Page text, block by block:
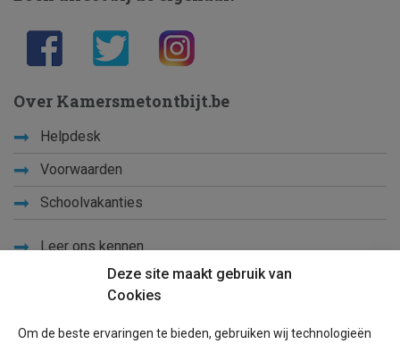
Deze site maakt gebruik van
Cookies
Om de beste ervaringen te bieden, gebruiken wij technologieën
Over Kamersmetontbijt.be
Helpdesk
Voorwaarden
Schoolvakanties
Leer ons kennen